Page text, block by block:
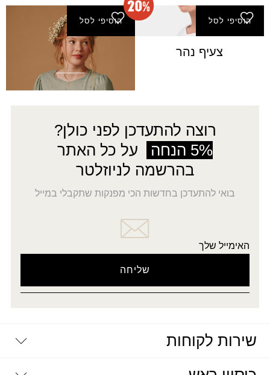
הוסיפי לסל
צעיף נהר
הוסיפי לסל
שמלת קדם - אוקיינוס
₪330.00
רוצה להתעדכן לפני כולן?
5% הנחה
על כל האתר
בהרשמה לניוזלטר
בואי להתעדכן בחדשות הכי מפנקות שתקבלי במייל
האימייל שלך
שירות לקוחות